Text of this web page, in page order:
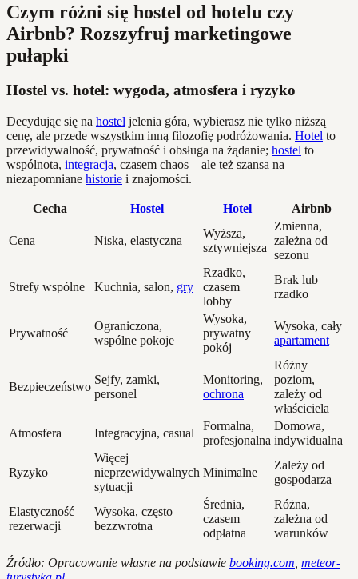
Czym różni się hostel od hotelu czy
Airbnb? Rozszyfruj marketingowe
pułapki
Hostel vs. hotel: wygoda, atmosfera i ryzyko
Decydując się na hostel jelenia góra, wybierasz nie tylko niższą
cenę, ale przede wszystkim inną filozofię podróżowania. Hotel to
przewidywalność, prywatność i obsługa na żądanie; hostel to
wspólnota, integracja, czasem chaos – ale też szansa na
niezapomniane historie i znajomości.
Cecha Hostel Hotel Airbnb
Cena Niska, elastyczna
Wyższa,
sztywniejsza
Zmienna,
zależna od
sezonu
Strefy wspólne Kuchnia, salon, gry
Rzadko,
czasem
lobby
Brak lub
rzadko
Prywatność
Ograniczona,
wspólne pokoje
Wysoka,
prywatny
pokój
Wysoka, cały
apartament
Bezpieczeństwo
Sejfy, zamki,
personel
Monitoring,
ochrona
Różny
poziom,
zależy od
właściciela
Atmosfera
Integracyjna, casual
Formalna,
profesjonalna
Domowa,
indywidualna
Ryzyko
Więcej
nieprzewidywalnych
sytuacji
Minimalne
Zależy od
gospodarza
Elastyczność
rezerwacji
Wysoka, często
bezzwrotna
Średnia,
czasem
odpłatna
Różna,
zależna od
warunków
Źródło: Opracowanie własne na podstawie booking.com meteor-